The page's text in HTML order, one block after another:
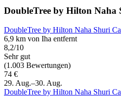
DoubleTree by Hilton Naha
DoubleTree by Hilton Naha Shuri
6,9 km von Iha entfernt
8,2/10
Sehr gut
(1.003 Bewertungen)
74 €
29. Aug.–30. Aug.
DoubleTree by Hilton Naha Shuri